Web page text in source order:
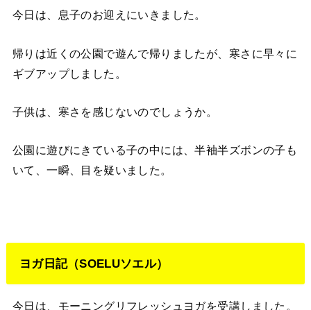
今日は、息子のお迎えにいきました。
帰りは近くの公園で遊んで帰りましたが、寒さに早々に
ギブアップしました。
子供は、寒さを感じないのでしょうか。
公園に遊びにきている子の中には、半袖半ズボンの子も
いて、一瞬、目を疑いました。
ヨガ日記（SOELUソエル）
今日は、モーニングリフレッシュヨガを受講しました。